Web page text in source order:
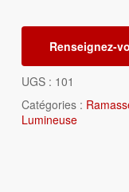
Renseignez-
UGS : 101
Catégories :
Lumineuse